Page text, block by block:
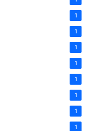
1
1
1
1
1
1
1
1